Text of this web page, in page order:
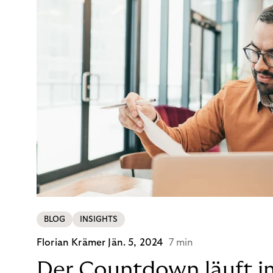
BLOG INSIGHTS
Florian Krämer Jän. 5, 2024 7 min